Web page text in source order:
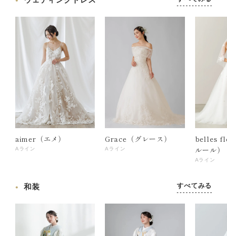
aimer（エメ）
Aライン
Grace（グレース）
Aライン
belles
ルール）
Aライン
和装 すべてみる